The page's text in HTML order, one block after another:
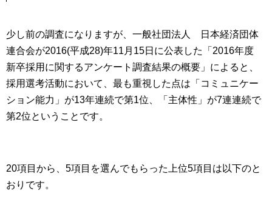
少し前の調査になりますが、一般社団法人 日本経済団体
連合会が2016(平成28)年11月15日に公表した「2016年度
新卒採用に関するアンケート調査結果の概要」によると、
採用選考活動において、最も重視した点は「コミュニケー
ション能力」が13年連続で第1位、「主体性」が7連連続で
第2位ということです。
20項目から、5項目を選んでもらった上位5項目は以下のと
おりです。